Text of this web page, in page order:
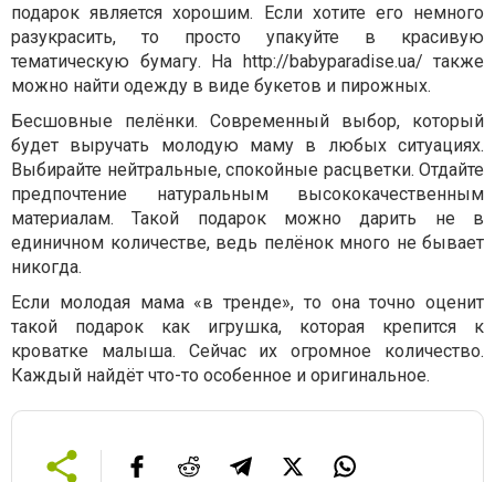
подарок является хорошим. Если хотите его немного
разукрасить, то просто упакуйте в красивую
тематическую бумагу. На http://babyparadise.ua/ также
можно найти одежду в виде букетов и пирожных.
Бесшовные пелёнки. Современный выбор, который
будет выручать молодую маму в любых ситуациях.
Выбирайте нейтральные, спокойные расцветки. Отдайте
предпочтение натуральным высококачественным
материалам. Такой подарок можно дарить не в
единичном количестве, ведь пелёнок много не бывает
никогда.
Если молодая мама «в тренде», то она точно оценит
такой подарок как игрушка, которая крепится к
кроватке малыша. Сейчас их огромное количество.
Каждый найдёт что-то особенное и оригинальное.